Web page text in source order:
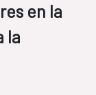
en la
la